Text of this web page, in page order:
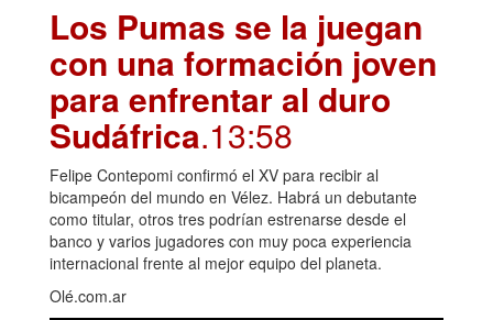
Los Pumas se la juegan
con una formación joven
para enfrentar al duro
Sudáfrica.13:58
Felipe Contepomi confirmó el XV para recibir al
bicampeón del mundo en Vélez. Habrá un debutante
como titular, otros tres podrían estrenarse desde el
banco y varios jugadores con muy poca experiencia
internacional frente al mejor equipo del planeta.
Olé.com.ar